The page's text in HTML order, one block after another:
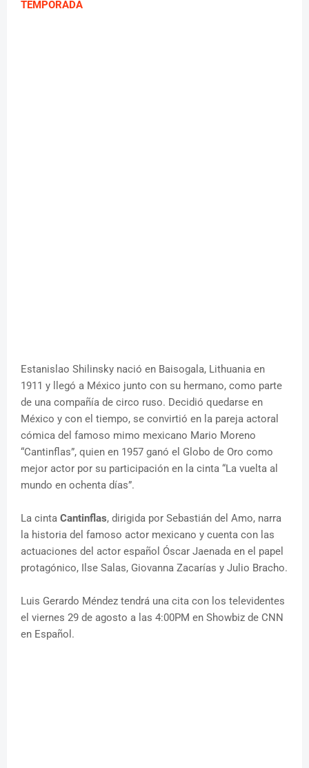
TEMPORADA
Estanislao Shilinsky nació en Baisogala, Lithuania en
1911 y llegó a México junto con su hermano, como parte
de una compañía de circo ruso. Decidió quedarse en
México y con el tiempo, se convirtió en la pareja actoral
cómica del famoso mimo mexicano Mario Moreno
“Cantinflas”, quien en 1957 ganó el Globo de Oro como
mejor actor por su participación en la cinta “La vuelta al
mundo en ochenta días”.
La cinta Cantinflas, dirigida por Sebastián del Amo, narra
la historia del famoso actor mexicano y cuenta con las
actuaciones del actor español Óscar Jaenada en el papel
protagónico, Ilse Salas, Giovanna Zacarías y Julio Bracho.
Luis Gerardo Méndez tendrá una cita con los televidentes
el viernes 29 de agosto a las 4:00PM en Showbiz de CNN
en Español.